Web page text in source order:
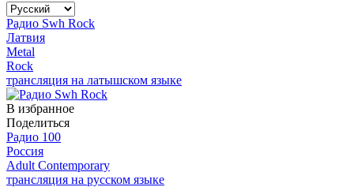
Радио Swh Rock
Латвия
Metal
Rock
трансляция на латышском языке
В избранное
Поделиться
Радио 100
Россия
Adult Contemporary
трансляция на русском языке